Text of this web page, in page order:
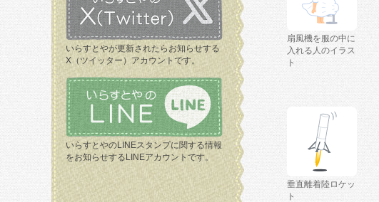
いらすとやが更新されたらお知らせする
X（ツイッター）アカウントです。
いらすとやのLINEスタンプに関する情報
をお知らせするLINEアカウントです。
扇風機を服の中に
入れる人のイラス
ト
垂直離着陸ロケッ
ト